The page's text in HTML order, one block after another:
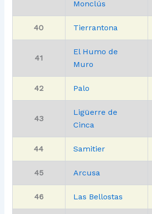
Monclús
40 Tierrantona
41
El Humo de
Muro
42 Palo
43
Ligüerre de
Cinca
44 Samitier
45 Arcusa
46 Las Bellostas